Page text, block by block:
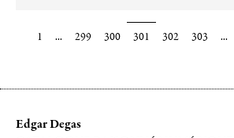
1 ... 299 300 301 302 303 ...
Edgar Degas